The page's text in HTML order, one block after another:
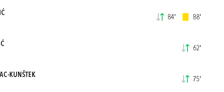
84' 88'
62'
KUNŠTEK
75'